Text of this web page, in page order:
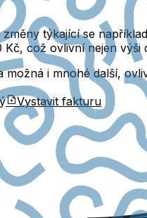
týkající se
Kč, což ovlivní nejen
možná i mnohé další,
Vystavit fakturu